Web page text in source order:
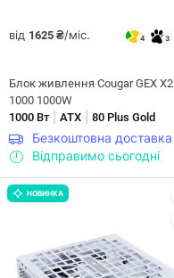
від 1625 ₴/міс. 4 3
Блок живлення Cougar GEX X2
1000 1000W
1000 Вт| ATX 80 Plus Gold
Безкоштовна доставка
Відправимо сьогодні
НОВИНКА